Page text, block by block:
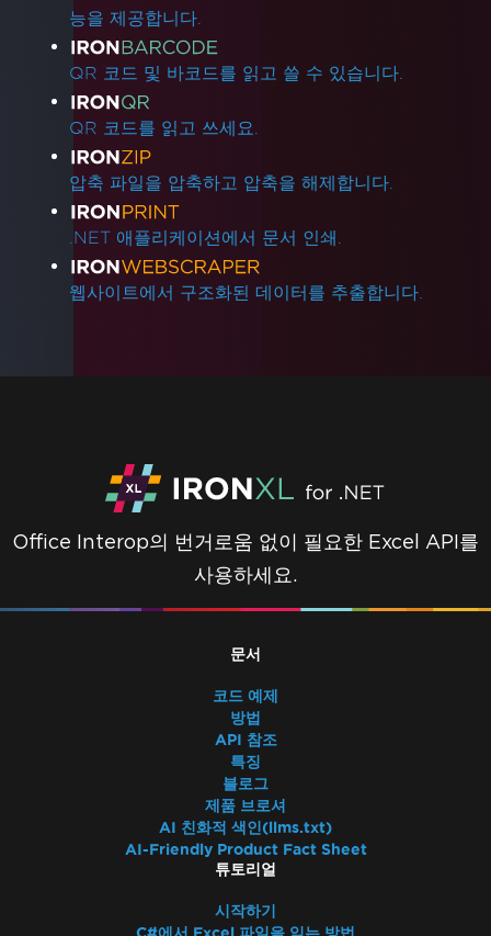
능을 제공합니다.
QR 코드 및 바코드를 읽고 쓸 수 있습니다.
QR 코드를 읽고 쓰세요.
압축 파일을 압축하고 압축을 해제합니다.
.NET 애플리케이션에서 문서 인쇄.
웹사이트에서 구조화된 데이터를 추출합니다.
Office Interop의 번거로움 없이 필요한 Excel API를
사용하세요.
문서
코드 예제
방법
API 참조
특징
블로그
제품 브로셔
AI 친화적 색인(llms.txt)
AI-Friendly Product Fact Sheet
튜토리얼
시작하기